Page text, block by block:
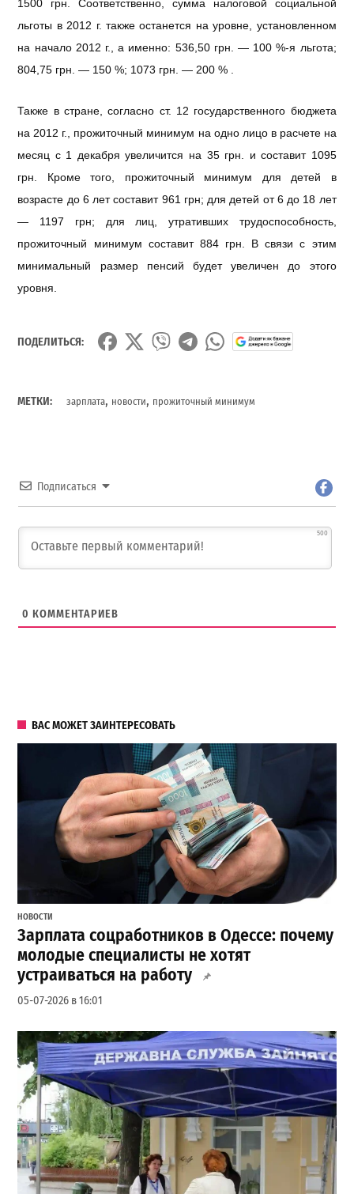
1500 грн. Соответственно, сумма налоговой социальной
льготы в 2012 г. также останется на уровне, установленном
на начало 2012 г., а именно: 536,50 грн. — 100 %-я льгота;
804,75 грн. — 150 %; 1073 грн. — 200 % .
Также в стране, согласно ст. 12 государственного бюджета
на 2012 г., прожиточный минимум на одно лицо в расчете на
месяц с 1 декабря увеличится на 35 грн. и составит 1095
грн. Кроме того, прожиточный минимум для детей в
возрасте до 6 лет составит 961 грн; для детей от 6 до 18 лет
— 1197 грн; для лиц, утративших трудоспособность,
прожиточный минимум составит 884 грн. В связи с этим
минимальный размер пенсий будет увеличен до этого
уровня.
ПОДЕЛИТЬСЯ:
МЕТКИ: зарплата, новости, прожиточный минимум
Подписаться
500
0 КОММЕНТАРИЕВ
ВАС МОЖЕТ ЗАИНТЕРЕСОВАТЬ
НОВОСТИ
Зарплата соцработников в Одессе: почему
молодые специалисты не хотят
устраиваться на работу
05-07-2026 в 16:01